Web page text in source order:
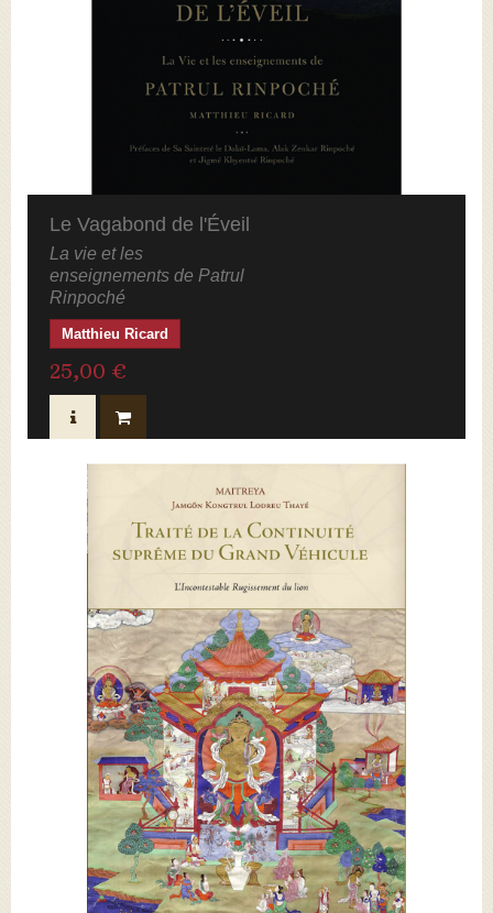
Le Vagabond de l'Éveil
La vie et les
enseignements de Patrul
Rinpoché
Matthieu Ricard
25,00 €